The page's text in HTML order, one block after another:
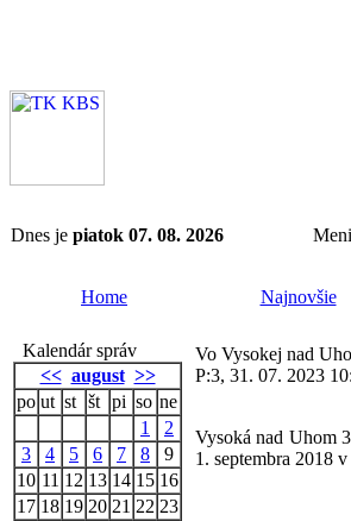
Dnes je piatok 07. 08. 2026
Home Najnovšie
Kalendár správ
<< august >>
po ut st št pi so ne
1
2
3
4 5 6 7 8
9
10 11 12 13 14 15 16
17 18 19 20 21 22 23
Vo Vysokej nad
P:3, 31. 07. 2023
Vysoká nad Uhom
1. septembra 2018